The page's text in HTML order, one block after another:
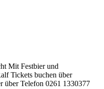
Mit Festbier und
Tickets buchen über
über Telefon 0261 1330377